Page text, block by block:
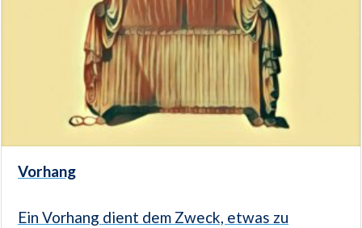
Vorhang
Ein Vorhang dient dem Zweck, etwas zu